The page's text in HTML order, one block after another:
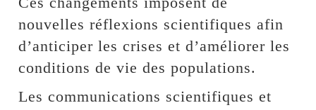
nouvelles réflexions scientifiques afin
d’anticiper les crises et d’améliorer les
conditions de vie des populations.
Les communications scientifiques et